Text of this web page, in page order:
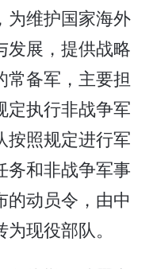
为维护国家海外
发展，提供战略
常备军，主要担
定执行非战争军
按照规定进行军
务和非战争军事
的动员令，由中
现役部队。